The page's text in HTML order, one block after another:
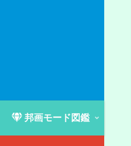
邦画モード図鑑